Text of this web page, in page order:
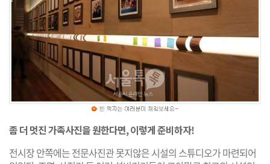
좀 더 멋진 가족사진을 원한다면, 이렇게 준비하자!
전시장 안쪽에는 전문사진관 못지않은 시설의 스튜디오가 마련되어